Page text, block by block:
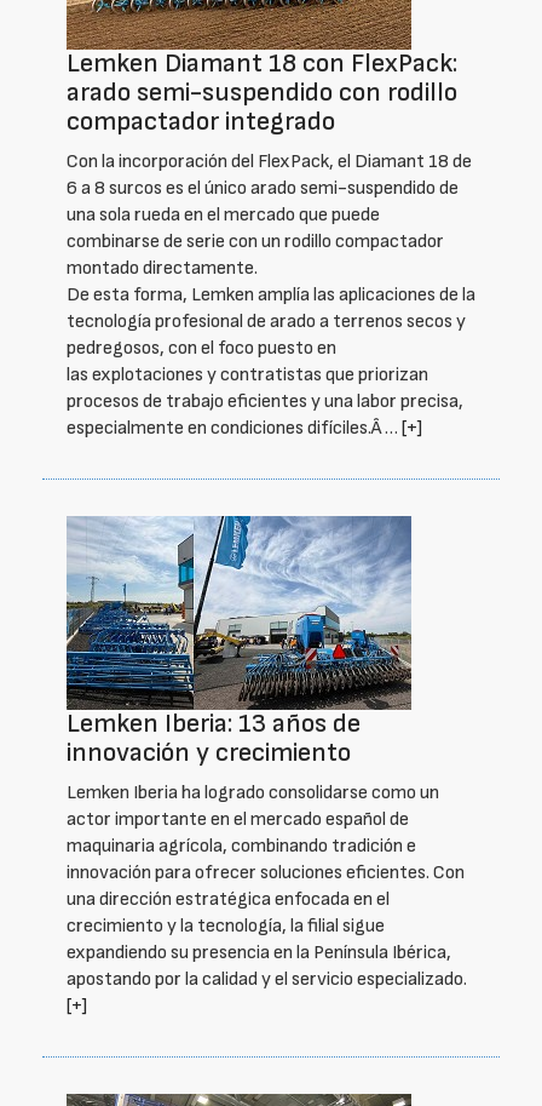
Lemken Diamant 18 con FlexPack:
arado semi-suspendido con rodillo
compactador integrado
Con la incorporación del FlexPack, el Diamant 18 de
6 a 8 surcos es el único arado semi-suspendido de
una sola rueda en el mercado que puede
combinarse de serie con un rodillo compactador
montado directamente.
De esta forma, Lemken amplía las aplicaciones de la
tecnología profesional de arado a terrenos secos y
pedregosos, con el foco puesto en
las explotaciones y contratistas que priorizan
procesos de trabajo eficientes y una labor precisa,
especialmente en condiciones difíciles.Â … [+]
Lemken Iberia: 13 años de
innovación y crecimiento
Lemken Iberia ha logrado consolidarse como un
actor importante en el mercado español de
maquinaria agrícola, combinando tradición e
innovación para ofrecer soluciones eficientes. Con
una dirección estratégica enfocada en el
crecimiento y la tecnología, la filial sigue
expandiendo su presencia en la Península Ibérica,
apostando por la calidad y el servicio especializado.
[+]